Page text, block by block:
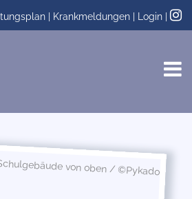
Krankmeldungen Login
von oben / ©Pykado